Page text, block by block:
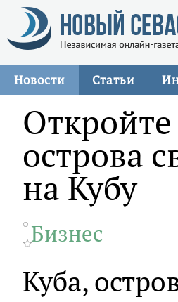
Новости Статьи
острова
на Кубу
Бизнес
Куба,